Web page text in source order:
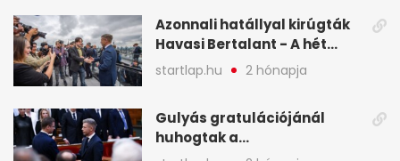
Azonnali hatállyal kirúgták
Havasi Bertalant - A hét
legfontosabb hírei
képekben
startlap.hu 2 hónapja
Gulyás gratulációjánál
huhogtak a
leghangosabban, miután